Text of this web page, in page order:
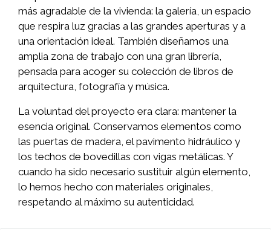
más agradable de la vivienda: la galería, un espacio
que respira luz gracias a las grandes aperturas y a
una orientación ideal. También diseñamos una
amplia zona de trabajo con una gran librería,
pensada para acoger su colección de libros de
arquitectura, fotografía y música.
La voluntad del proyecto era clara: mantener la
esencia original. Conservamos elementos como
las puertas de madera, el pavimento hidráulico y
los techos de bovedillas con vigas metálicas. Y
cuando ha sido necesario sustituir algún elemento,
lo hemos hecho con materiales originales,
respetando al máximo su autenticidad.